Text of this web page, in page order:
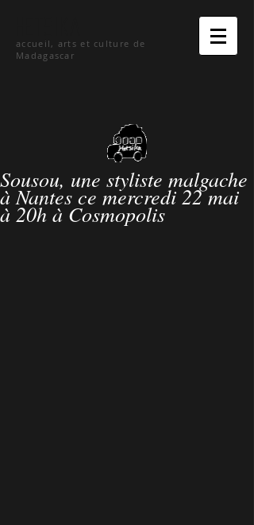
accueil, arts et culture de
Madagascar
Sousou, une styliste malgache
à Nantes ce mercredi 22 mai
à 20h à Cosmopolis